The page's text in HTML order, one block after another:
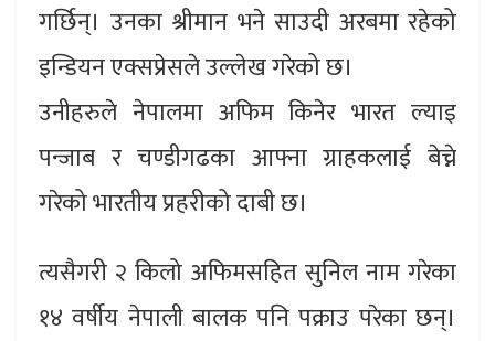
गर्छिन्। उनका श्रीमान भने साउदी अरबमा रहेको
इन्डियन एक्सप्रेसले उल्लेख गरेको छ।
उनीहरुले नेपालमा अफिम किनेर भारत ल्याइ
पन्जाब र चण्डीगढका आफ्ना ग्राहकलाई बेच्ने
गरेको भारतीय प्रहरीको दाबी छ।
त्यसैगरी २ किलो अफिमसहित सुनिल नाम गरेका
१४ वर्षीय नेपाली बालक पनि पक्राउ परेका छन्।